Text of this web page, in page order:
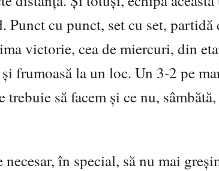
Punct cu punct, set cu set, partidă
victorie, cea de miercuri, din
frumoasă la un loc. Un 3-2 pe
să facem și ce nu,
în special, să nu mai